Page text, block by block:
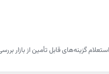
گزینه‌های قابل تأمین از بازار